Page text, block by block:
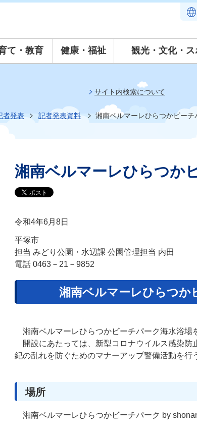
て・教育 健康・福祉 観光・文化・ス
サイト内検索について
者発表 記者発表資料
湘南ベルマーレひらつかビーチ
湘南ベルマーレひらつか
令和4年6月8日
平塚市
担当 みどり公園・水辺課 公園管理担当 内田
電話 0463－21－9852
湘南ベルマーレひらつか
湘南ベルマーレひらつかビーチパーク海水浴場
開設にあたっては、新型コロナウイルス感染防
紀の乱れを防ぐためのマナーアップ警備活動を行
場所
湘南ベルマーレひらつかビーチパーク by